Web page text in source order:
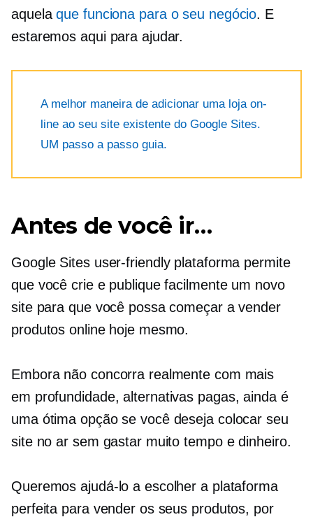
aquelaque funciona para o seu negócio. E
estaremos aqui para ajudar.
A melhor maneira de adicionar uma loja on-
line ao seu site existente do Google Sites.
UM passo a passo guia.
Antes de você ir…
Google Sites user-friendlyplataforma permite
que você crie e publique facilmente um novo
site para que você possa começar a vender
produtos online hoje mesmo.
Embora não concorra realmente com mais
em profundidade, alternativas pagas, ainda é
uma ótima opção se você deseja colocar seu
site no ar sem gastar muito tempo e dinheiro.
Queremos ajudá-lo a escolher a plataforma
perfeita para vender os seus produtos, por